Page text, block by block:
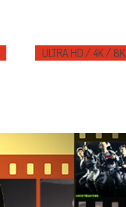
ULTRA HD / 4K / 8K